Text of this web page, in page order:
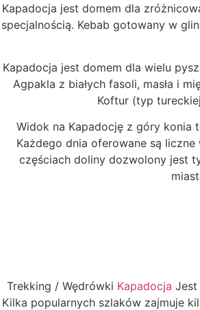
Kapadocja jest domem dla
specjalnością. Kebab gotowany w
Kapadocja jest domem dla wielu
Agpakla z białych fasoli, masła i
Koftur (typ
Widok na Kapadocję z góry konia
Każdego dnia oferowane są
częściach doliny dozwolony jest
Trekking / Wędrówki Kapadocja Jest
Kilka popularnych szlaków zajmuje